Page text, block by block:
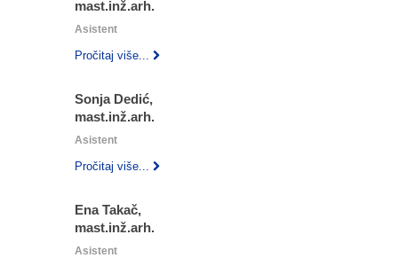
mast.inž.arh.
Asistent
Pročitaj više...
Sonja Dedić,
mast.inž.arh.
Asistent
Pročitaj više...
Ena Takač,
mast.inž.arh.
Asistent